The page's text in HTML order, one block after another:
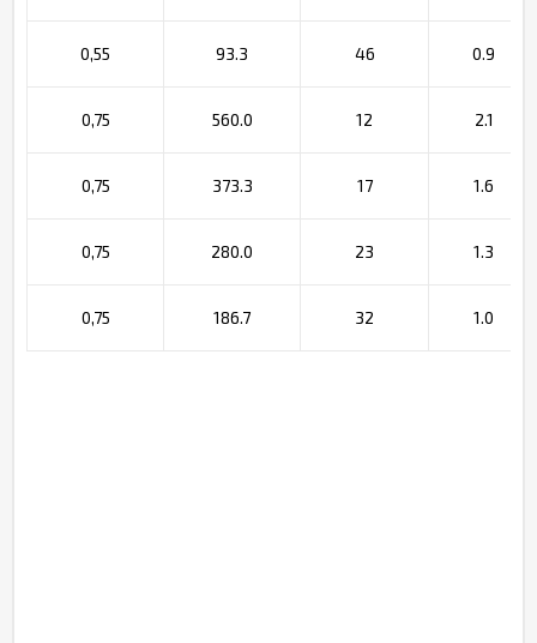
0,55 93.3 46 0.9
0,75 560.0 12 2.1
0,75 373.3 17 1.6
0,75 280.0 23 1.3
0,75 186.7 32 1.0